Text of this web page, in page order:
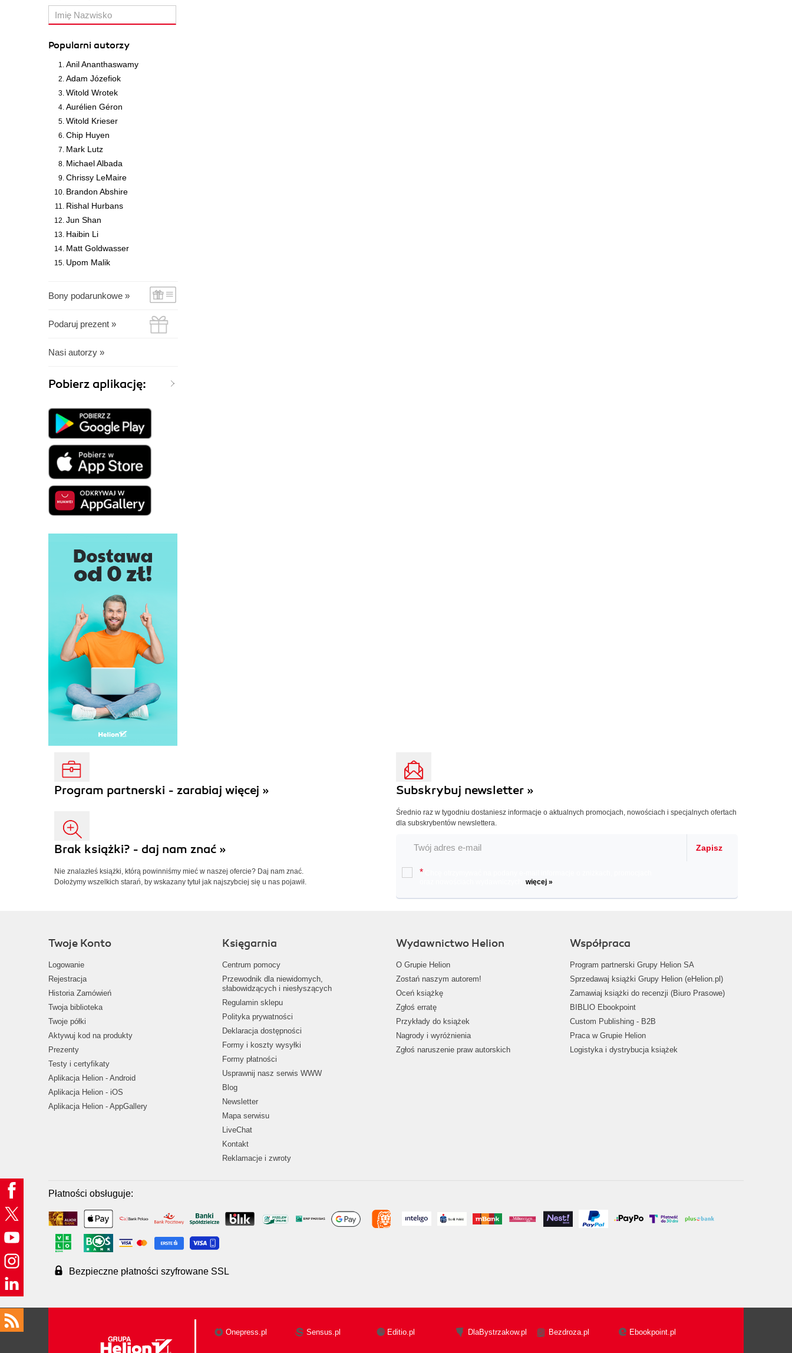
Popularni autorzy
Anil Ananthaswamy
Adam Józefiok
Witold Wrotek
Aurélien Géron
Witold Krieser
Chip Huyen
Mark Lutz
Michael Albada
Chrissy LeMaire
Brandon Abshire
Rishal Hurbans
Jun Shan
Haibin Li
Matt Goldwasser
Upom Malik
Bony podarunkowe »
Podaruj prezent »
Nasi autorzy »
Pobierz aplikację:
Program partnerski - zarabiaj więcej »
Brak książki? - daj nam znać »
Nie znalazłeś książki, którą powinniśmy mieć w naszej ofercie? Daj nam znać.
Dołożymy wszelkich starań, by wskazany tytuł jak najszybciej się u nas pojawił.
Subskrybuj newsletter »
Średnio raz w tygodniu dostaniesz informacje o aktualnych promocjach, nowościach i specjalnych ofertach
dla subskrybentów newslettera.
Zapisz
*
więcej »
Twoje Konto
Logowanie
Rejestracja
Historia Zamówień
Twoja biblioteka
Twoje półki
Aktywuj kod na produkty
Prezenty
Testy i certyfikaty
Aplikacja Helion - Android
Aplikacja Helion - iOS
Aplikacja Helion - AppGallery
Księgarnia
Centrum pomocy
Przewodnik dla niewidomych,
słabowidzących i niesłyszących
Regulamin sklepu
Polityka prywatności
Deklaracja dostępności
Formy i koszty wysyłki
Formy płatności
Usprawnij nasz serwis WWW
Blog
Newsletter
Mapa serwisu
LiveChat
Kontakt
Reklamacje i zwroty
Wydawnictwo Helion
O Grupie Helion
Zostań naszym autorem!
Oceń książkę
Zgłoś erratę
Przykłady do książek
Nagrody i wyróżnienia
Zgłoś naruszenie praw autorskich
Współpraca
Program partnerski Grupy Helion SA
Sprzedawaj książki Grupy Helion (eHelion.pl)
Zamawiaj książki do recenzji (Biuro Prasowe)
BIBLIO Ebookpoint
Custom Publishing - B2B
Praca w Grupie Helion
Logistyka i dystrybucja książek
Płatności obsługuje:
Bezpieczne płatności szyfrowane SSL
Onepress.pl Sensus.pl Editio.pl DlaBystrzakow.pl Bezdroza.pl Ebookpoint.pl